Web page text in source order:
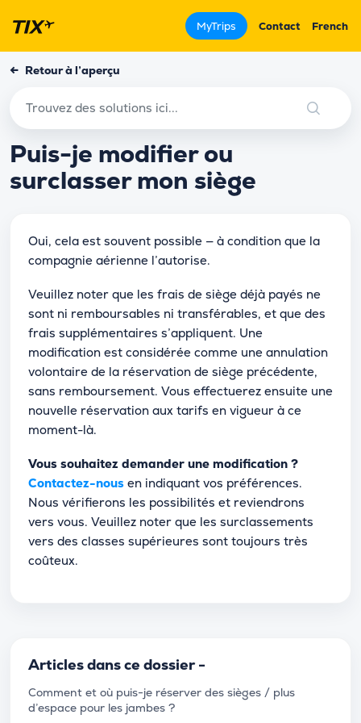
MyTrips Contact French
← Retour à l’aperçu
Puis-je modifier ou
surclasser mon siège
Oui, cela est souvent possible — à condition que la
compagnie aérienne l’autorise.
Veuillez noter que les frais de siège déjà payés ne
sont ni remboursables ni transférables, et que des
frais supplémentaires s’appliquent. Une
modification est considérée comme une annulation
volontaire de la réservation de siège précédente,
sans remboursement. Vous effectuerez ensuite une
nouvelle réservation aux tarifs en vigueur à ce
moment-là.
Vous souhaitez demander une modification ?
Contactez-nous en indiquant vos préférences.
Nous vérifierons les possibilités et reviendrons
vers vous. Veuillez noter que les surclassements
vers des classes supérieures sont toujours très
coûteux.
Articles dans ce dossier -
Comment et où puis-je réserver des sièges / plus
d’espace pour les jambes ?